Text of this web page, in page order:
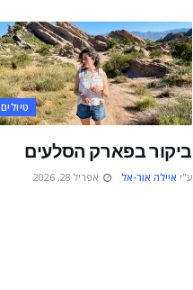
טיולים
ביקור בפארק הסלעים
ע"י איילה אור-אל אפריל 28, 2026